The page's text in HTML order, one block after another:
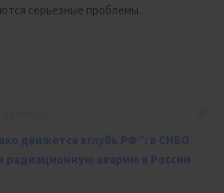
серьезные проблемы.
движется вглубь РФ”: в СНБО
радиационную аварию в России